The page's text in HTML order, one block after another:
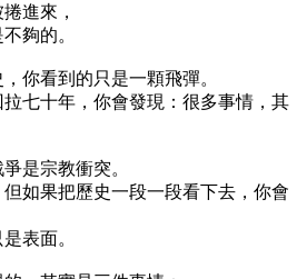
進來，
夠的。
你看到的只是一顆飛彈。
七十年，你會發現：很多事情，其
是宗教衝突。
如果把歷史一段一段看下去，你會
表面。